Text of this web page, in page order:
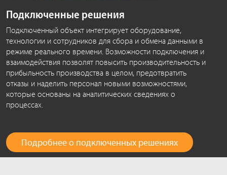
Подключенные решения
Подключенный объект интегрирует оборудование,
технологии и сотрудников для сбора и обмена данными в
режиме реального времени. Возможности подключения и
взаимодействия позволят повысить производительность и
прибыльность производства в целом, предотвратить
отказы и наделить персонал новыми возможностями,
которые основаны на аналитических сведениях о
процессах.
Подробнее о подключенных решениях